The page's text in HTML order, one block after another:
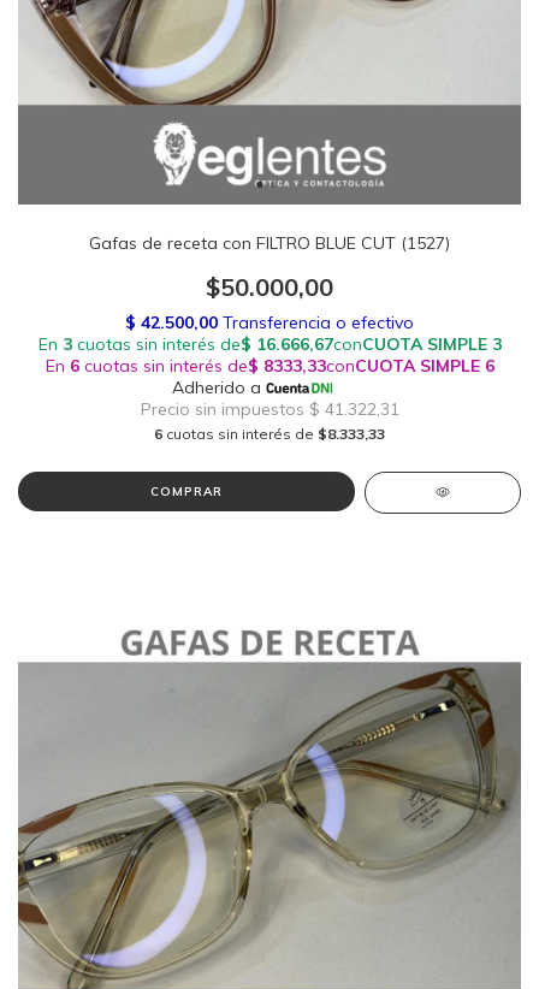
Gafas de receta con FILTRO BLUE CUT (1527)
$50.000,00
6 cuotas sin interés de $8.333,33